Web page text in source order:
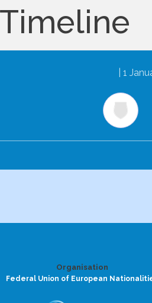
Timeline
1
Organisation
Federal Union of European